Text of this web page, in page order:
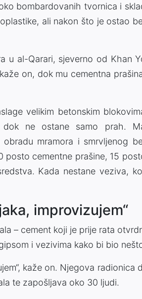
bombardovanih tvornica i
ali nakon što je ostao
u al-Qarari, sjeverno od Khan
on, dok mu cementna
velikim betonskim
ne ostane samo prah.
mramora i smrvljenog
posto cementne prašine, 15
Kada nestane veziva,
improvizujem“
– cement koji je prije rata
i vezivima kako bi bio
kaže on. Njegova radionica
te zapošljava oko 30 ljudi.